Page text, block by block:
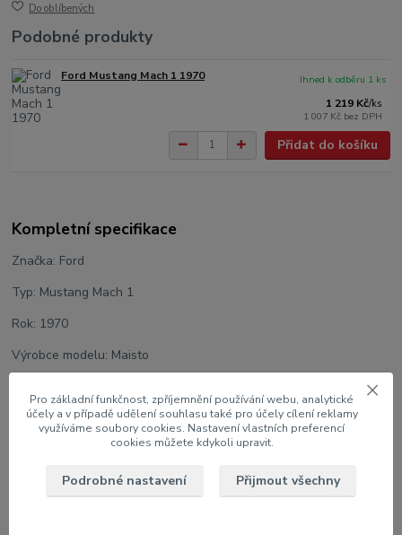
Do oblíbených
Podobné produkty
Ford Mustang Mach 1 1970
1 219 Kč/ks
1 007 Kč bez DPH
Ihned k odběru 1 ks
Přidat do košíku
Kompletní specifikace
Značka: Ford
Typ: Mustang Mach 1
Rok: 1970
Výrobce modelu: Maisto
Velikost: 25 cm
U modelu lze otáčet koly, otevřít dveře, víko motoru a kufru
Pro základní funkčnost, zpříjemnění používání webu, analytické
účely a v případě udělení souhlasu také pro účely cílení reklamy
využíváme soubory cookies. Nastavení vlastních preferencí
cookies můžete kdykoli upravit.
Podrobné nastavení Přijmout všechny